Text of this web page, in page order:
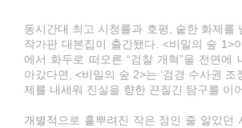
동시간대 최고 시청률과 호평, 숱한 화제를
작가판 대본집이 출간됐다. <비밀의 숲 1>
에서 화두로 떠오른 “검찰 개혁”을 전면에
아갔다면, <비밀의 숲 2>는 ‘검경 수사권 조
제를 내세워 진실을 향한 끈질긴 탐구를 이
개별적으로 흩뿌려진 작은 점인 줄 알았던